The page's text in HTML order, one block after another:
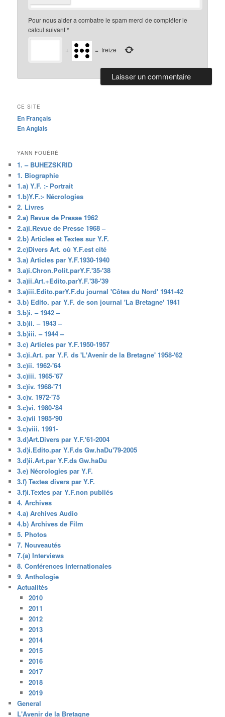
Pour nous aider a combatre le spam merci de compléter le
calcul suivant*
+ = treize
CE SITE
En Français
En Anglais
YANN FOUÉRÉ
1. – BUHEZSKRID
1. Biographie
1.a) Y.F. :- Portrait
1.b)Y.F.:- Nécrologies
2. Livres
2.a) Revue de Presse 1962
2.a)i.Revue de Presse 1968 –
2.b) Articles et Textes sur Y.F.
2.c)Divers Art. où Y.F.est cité
3.a) Articles par Y.F.1930-1940
3.a)i.Chron.Polit.parY.F.'35-'38
3.a)ii.Art.+Edito.parY.F.'38-'39
3.a)iii.Edito.parY.F.du journal 'Côtes du Nord' 1941-42
3.b) Edito. par Y.F. de son journal 'La Bretagne' 1941
3.b)i. – 1942 –
3.b)ii. – 1943 –
3.b)iii. – 1944 –
3.c) Articles par Y.F.1950-1957
3.c)i.Art. par Y.F. ds 'L'Avenir de la Bretagne' 1958-'62
3.c)ii. 1962-'64
3.c)iii. 1965-'67
3.c)iv. 1968-'71
3.c)v. 1972-'75
3.c)vi. 1980-'84
3.c)vii 1985-'90
3.c)viii. 1991-
3.d)Art.Divers par Y.F.'61-2004
3.d)i.Edito.par Y.F.ds Gw.haDu'79-2005
3.d)ii.Art.par Y.F.ds Gw.haDu
3.e) Nécrologies par Y.F.
3.f) Textes divers par Y.F.
3.f)i.Textes par Y.F.non publiés
4. Archives
4.a) Archives Audio
4.b) Archives de Film
5. Photos
7. Nouveautés
7.(a) Interviews
8. Conférences Internationales
9. Anthologie
Actualités
2010
2011
2012
2013
2014
2015
2016
2017
2018
2019
General
L'Avenir de la Bretagne